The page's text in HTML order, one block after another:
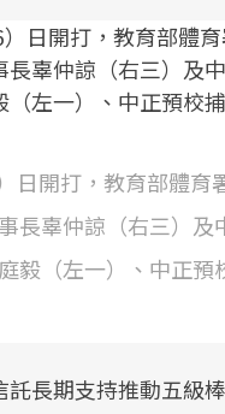
日開打，教育部體育
長辜仲諒（右三）
毅（左一）、中正
長期支持推動五級